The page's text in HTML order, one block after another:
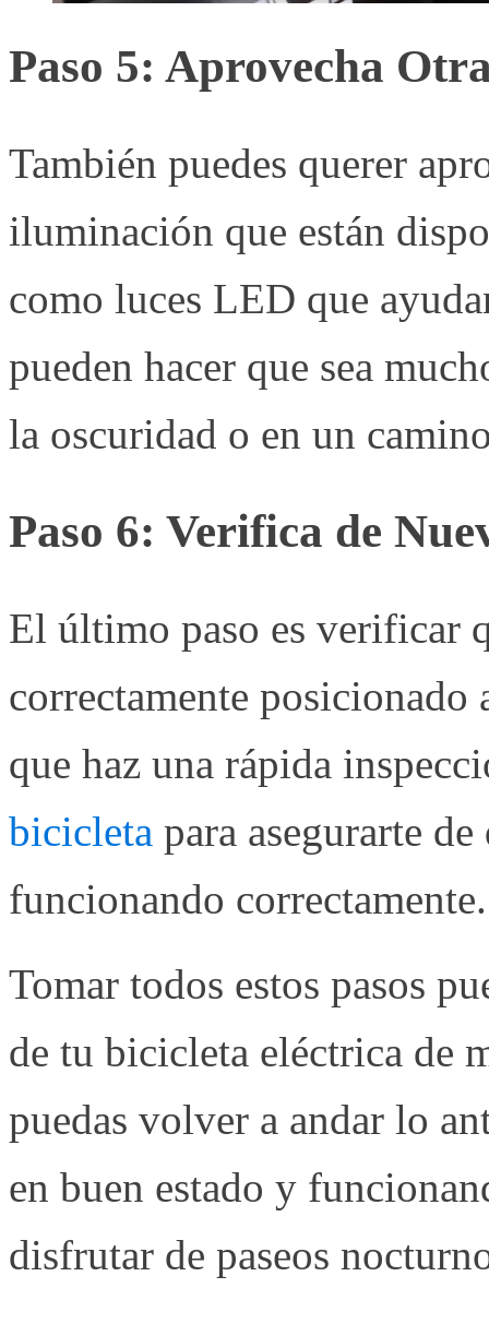
Paso 5: Aprovecha
También puedes querer
iluminación que están
como luces LED que
pueden hacer que sea
la oscuridad o en un
Paso 6: Verifica de
El último paso es verificar
correctamente posicionado
que haz una rápida
bicicleta para asegurarte
funcionando correctamente.
Tomar todos estos pasos
de tu bicicleta eléctrica de
puedas volver a andar lo
en buen estado y
disfrutar de paseos